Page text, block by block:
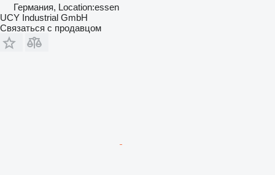
Германия, Location:essen
UCY Industrial GmbH
Связаться с продавцом